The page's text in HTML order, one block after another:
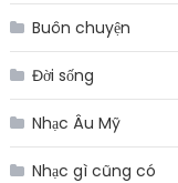
Buôn chuyện
Đời sống
Nhạc Âu Mỹ
Nhạc gì cũng có